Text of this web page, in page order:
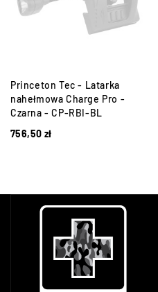
Princeton Tec - Latarka
nahełmowa Charge Pro -
Czarna - CP-RBI-BL
756,50 zł